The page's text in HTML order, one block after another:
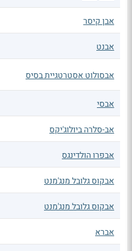
אבן קיסר
אבנט
אבסולוט אסטרטגיית בסיס
אבסי
אב-סלרה ביולוג'יקס
אבפרו הולדינגס
אבקוס גלובל מנג'מנט
אבקוס גלובל מנג'מנט
אברא